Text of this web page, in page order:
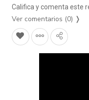
Califica y comenta este
Ver comentarios (0) ❭